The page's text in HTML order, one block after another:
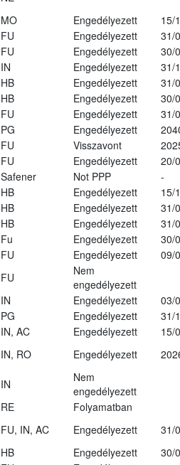
MO Engedélyezett
15/
FU Engedélyezett
31/
FU Engedélyezett
30/
IN Engedélyezett
31/
HB Engedélyezett
31/
HB Engedélyezett
30/
FU Engedélyezett
31/
PG Engedélyezett
FU Visszavont
FU Engedélyezett
20/
Safener Not PPP
-
HB Engedélyezett
15/
HB Engedélyezett
31/
HB Engedélyezett
31/
Fu Engedélyezett
30/
FU Engedélyezett
09/
FU
Nem
engedélyezett
IN Engedélyezett
03/
PG Engedélyezett
31/
IN, AC Engedélyezett
15/
IN, RO Engedélyezett
IN
Nem
engedélyezett
RE
Folyamatban
FU, IN, AC Engedélyezett
31/
HB Engedélyezett
30/